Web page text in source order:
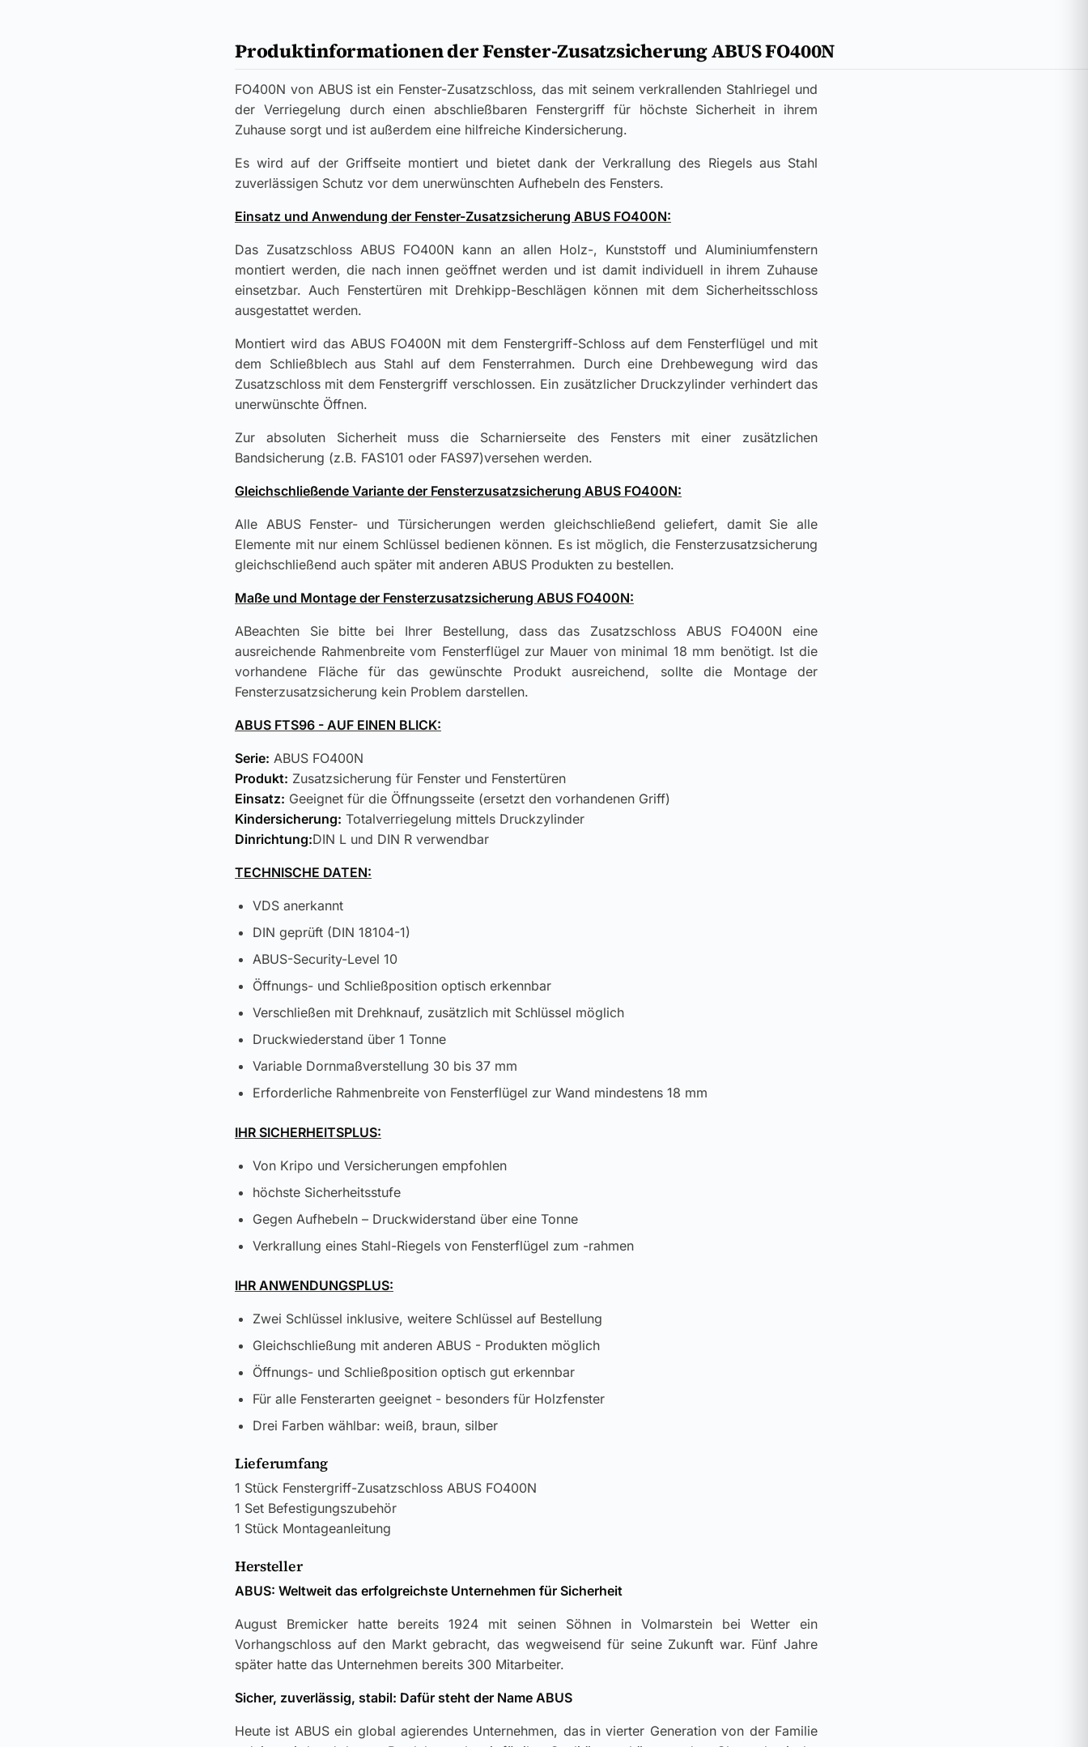
Produktinformationen der Fenster-Zusatzsicherung ABUS FO400N
FO400N von ABUS ist ein Fenster-Zusatzschloss, das mit seinem verkrallenden Stahlriegel und
der Verriegelung durch einen abschließbaren Fenstergriff für höchste Sicherheit in ihrem
Zuhause sorgt und ist außerdem eine hilfreiche Kindersicherung.
Es wird auf der Griffseite montiert und bietet dank der Verkrallung des Riegels aus Stahl
zuverlässigen Schutz vor dem unerwünschten Aufhebeln des Fensters.
Einsatz und Anwendung der Fenster-Zusatzsicherung ABUS FO400N:
Das Zusatzschloss ABUS FO400N kann an allen Holz-, Kunststoff und Aluminiumfenstern
montiert werden, die nach innen geöffnet werden und ist damit individuell in ihrem Zuhause
einsetzbar. Auch Fenstertüren mit Drehkipp-Beschlägen können mit dem Sicherheitsschloss
ausgestattet werden.
Montiert wird das ABUS FO400N mit dem Fenstergriff-Schloss auf dem Fensterflügel und mit
dem Schließblech aus Stahl auf dem Fensterrahmen. Durch eine Drehbewegung wird das
Zusatzschloss mit dem Fenstergriff verschlossen. Ein zusätzlicher Druckzylinder verhindert das
unerwünschte Öffnen.
Zur absoluten Sicherheit muss die Scharnierseite des Fensters mit einer zusätzlichen
Bandsicherung (z.B. FAS101 oder FAS97)versehen werden.
Gleichschließende Variante der Fensterzusatzsicherung ABUS FO400N:
Alle ABUS Fenster- und Türsicherungen werden gleichschließend geliefert, damit Sie alle
Elemente mit nur einem Schlüssel bedienen können. Es ist möglich, die Fensterzusatzsicherung
gleichschließend auch später mit anderen ABUS Produkten zu bestellen.
Maße und Montage der Fensterzusatzsicherung ABUS FO400N:
ABeachten Sie bitte bei Ihrer Bestellung, dass das Zusatzschloss ABUS FO400N eine
ausreichende Rahmenbreite vom Fensterflügel zur Mauer von minimal 18 mm benötigt. Ist die
vorhandene Fläche für das gewünschte Produkt ausreichend, sollte die Montage der
Fensterzusatzsicherung kein Problem darstellen.
ABUS FTS96 - AUF EINEN BLICK:
Serie: ABUS FO400N
Produkt: Zusatzsicherung für Fenster und Fenstertüren
Einsatz: Geeignet für die Öffnungsseite (ersetzt den vorhandenen Griff)
Kindersicherung: Totalverriegelung mittels Druckzylinder
Dinrichtung:DIN L und DIN R verwendbar
TECHNISCHE DATEN:
VDS anerkannt
DIN geprüft (DIN 18104-1)
ABUS-Security-Level 10
Öffnungs- und Schließposition optisch erkennbar
Verschließen mit Drehknauf, zusätzlich mit Schlüssel möglich
Druckwiederstand über 1 Tonne
Variable Dornmaßverstellung 30 bis 37 mm
Erforderliche Rahmenbreite von Fensterflügel zur Wand mindestens 18 mm
IHR SICHERHEITSPLUS:
Von Kripo und Versicherungen empfohlen
höchste Sicherheitsstufe
Gegen Aufhebeln – Druckwiderstand über eine Tonne
Verkrallung eines Stahl-Riegels von Fensterflügel zum -rahmen
IHR ANWENDUNGSPLUS:
Zwei Schlüssel inklusive, weitere Schlüssel auf Bestellung
Gleichschließung mit anderen ABUS - Produkten möglich
Öffnungs- und Schließposition optisch gut erkennbar
Für alle Fensterarten geeignet - besonders für Holzfenster
Drei Farben wählbar: weiß, braun, silber
Lieferumfang
1 Stück Fenstergriff-Zusatzschloss ABUS FO400N
1 Set Befestigungszubehör
1 Stück Montageanleitung
Hersteller
ABUS: Weltweit das erfolgreichste Unternehmen für Sicherheit
August Bremicker hatte bereits 1924 mit seinen Söhnen in Volmarstein bei Wetter ein
Vorhangschloss auf den Markt gebracht, das wegweisend für seine Zukunft war. Fünf Jahre
später hatte das Unternehmen bereits 300 Mitarbeiter.
Sicher, zuverlässig, stabil: Dafür steht der Name ABUS
Heute ist ABUS ein global agierendes Unternehmen, das in vierter Generation von der Familie